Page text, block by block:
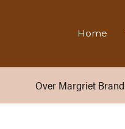
Home
Over Margriet Brand